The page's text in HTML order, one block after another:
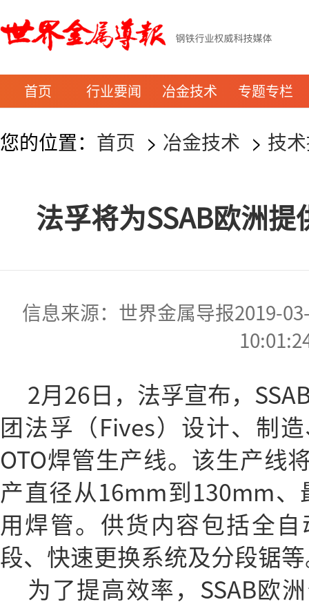
首页 行业要闻 冶金技术 专题专栏
您的位置： 首页 > 冶金技术 > 技
法孚将为SSAB欧洲
信息来源：世界金属导报2019-
2月26日，法孚宣布，
团法孚（Fives）设计、制
OTO焊管生产线。该生产线
产直径从16mm到130mm
用焊管。供货内容包括全
段、快速更换系统及分段锯
为了提高效率，SSAB欧